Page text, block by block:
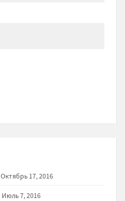
Октябрь 17, 2016
Июль 7, 2016